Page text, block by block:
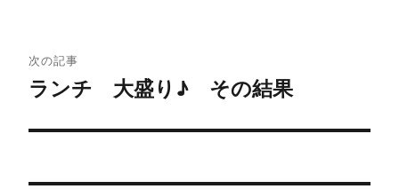
ビ
ゲ
ー
次の記事
ランチ 大盛り♪ その結果